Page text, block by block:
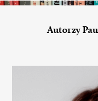
Autorzy